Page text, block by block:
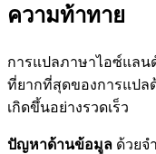
ความท้าทาย
การแปลภาษาไอซ์แลน
ที่ยากที่สุดของการแปล
เกิดขึ้นอย่างรวดเร็ว
ปัญหาด้านข้อมูล ด้วยจ